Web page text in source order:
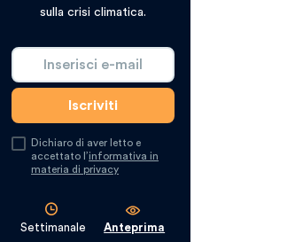
sulla crisi climatica.
Dichiaro di aver letto e
accettato l’informativa in
materia di privacy
Settimanale Anteprima